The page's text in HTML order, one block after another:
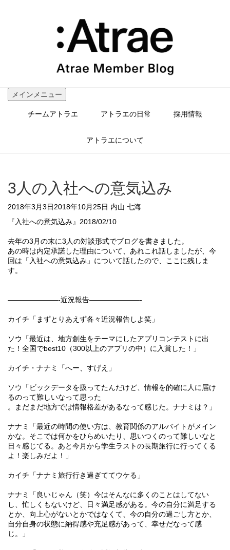
メインメニュー
チームアトラエ アトラエの日常 採用情報
アトラエについて
3人の入社への意気込み
2018年3月3日2018年10月25日 内山 七海
『入社への意気込み』 2018/02/10
去年の3 月の末に3 人の対談形式でブログを書きました。
あの時は内定承諾した理由について、あれこれ話しましたが、今
回は「入社への意気込み」について話したので、ここに残しま
す。
———————-近況報告———————-
カイチ「まずとりあえず各々近況報告しよ笑」
ソウ「最近は、地方創生をテーマにしたアプリコンテストに出
た！全国でbest10 （300以上のアプリの中）に入賞した！」
カイチ・ナナミ「へー、すげえ」
ソウ「ビックデータを扱ってたんだけど、情報を的確に人に届け
るのって難しいなって思った
。まだまだ地方では情報格差があるなって感じた。ナナミは？」
ナナミ「最近の時間の使い方は、教育関係のアルバイトがメイン
かな。そこでは何かをひらめいたり、思いつくのって難しいなと
日々感じてる。あと今月から学生ラストの長期旅行に行ってくる
よ！楽しみだよ！」
カイチ「ナナミ旅行行き過ぎててウケる」
ナナミ「良いじゃん（笑）今はそんなに多くのことはしてない
し、忙しくもないけど、日々満足感がある。今の自分に満足する
とか、向上心がないとかではなくて、今の自分の過ごし方とか、
自分自身の状態に納得感や充足感があって、幸せだなって感
じ。」